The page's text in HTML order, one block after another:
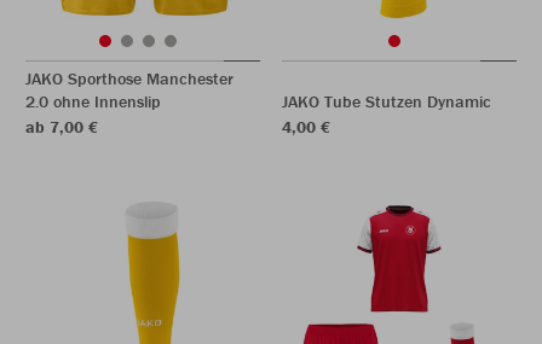
JAKO Sporthose Manchester
2.0 ohne Innenslip
ab 7,00 €
JAKO Tube Stutzen Dynamic
4,00 €